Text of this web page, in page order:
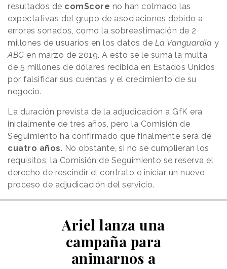
resultados de comScore no han colmado las
expectativas del grupo de asociaciones debido a
errores sonados, como la sobreestimación de 2
millones de usuarios en los datos de La Vanguardia y
ABC en marzo de 2019. A esto se le suma la multa
de 5 millones de dólares recibida en Estados Unidos
por falsificar sus cuentas y el crecimiento de su
negocio.
La duración prevista de la adjudicación a GfK era
inicialmente de tres años, pero la Comisión de
Seguimiento ha confirmado que finalmente será de
cuatro años. No obstante, si no se cumplieran los
requisitos, la Comisión de Seguimiento se reserva el
derecho de rescindir el contrato e iniciar un nuevo
proceso de adjudicación del servicio.
Ariel lanza una
campaña para
animarnos a